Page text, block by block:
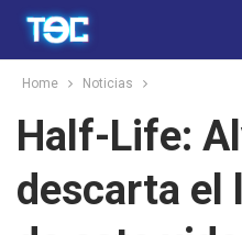
Home Noticias
Half-Life:
descarta el